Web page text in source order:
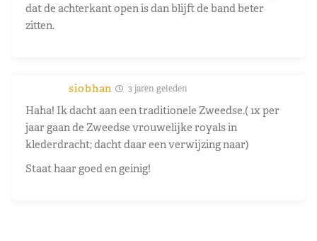
dat de achterkant open is dan blijft de band beter
zitten.
siobhan 3 jaren geleden
Haha! Ik dacht aan een traditionele Zweedse.( 1x per
jaar gaan de Zweedse vrouwelijke royals in
klederdracht; dacht daar een verwijzing naar)
Staat haar goed en geinig!